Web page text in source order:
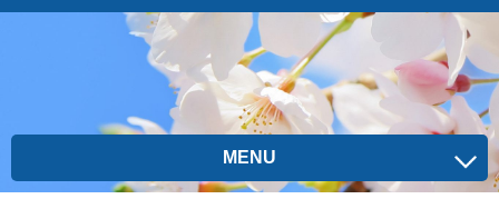
MENU